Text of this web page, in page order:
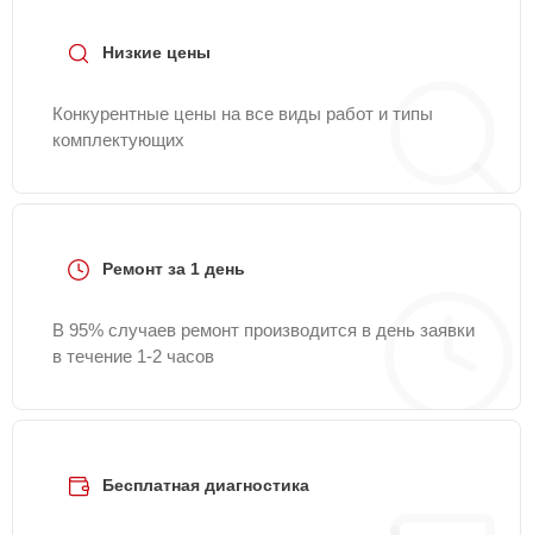
Низкие цены
Конкурентные цены на все виды работ и типы
комплектующих
Ремонт за 1 день
В 95% случаев ремонт производится в день заявки
в течение 1-2 часов
Бесплатная диагностика